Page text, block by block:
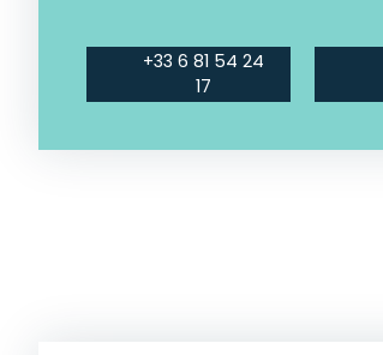
+33 6 81 54 24
17